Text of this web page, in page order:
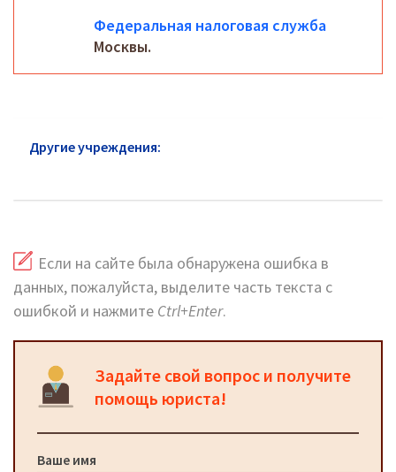
Федеральная налоговая служба
Москвы.
Другие учреждения:
Если на сайте была обнаружена ошибка в
данных, пожалуйста, выделите часть текста с
ошибкой и нажмите Ctrl+Enter.
Задайте свой вопрос и получите
помощь юриста!
Ваше имя